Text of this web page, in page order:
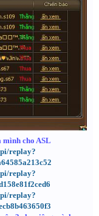
mình cho ASL
replay?
replay?
replay?